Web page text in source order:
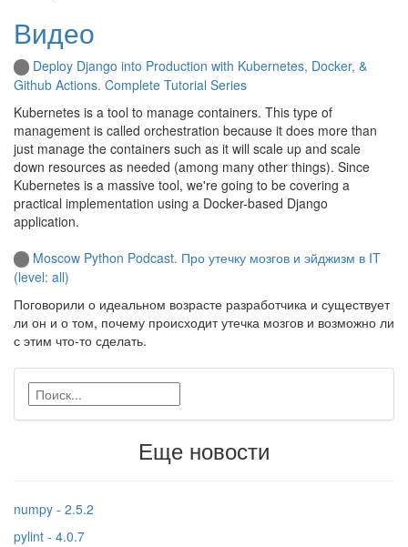
Видео
Deploy Django into Production with Kubernetes, Docker, &
Github Actions. Complete Tutorial Series
Kubernetes is a tool to manage containers. This type of
management is called orchestration because it does more than
just manage the containers such as it will scale up and scale
down resources as needed (among many other things). Since
Kubernetes is a massive tool, we're going to be covering a
practical implementation using a Docker-based Django
application.
Moscow Python Podcast. Про утечку мозгов и эйджизм в IT
(level: all)
Поговорили о идеальном возрасте разработчика и существует
ли он и о том, почему происходит утечка мозгов и возможно ли
с этим что-то сделать.
Еще новости
numpy - 2.5.2
pylint - 4.0.7